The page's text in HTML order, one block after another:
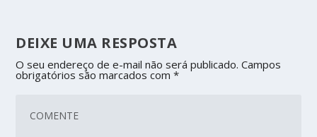
DEIXE UMA RESPOSTA
O seu endereço de e-mail não será publicado. Campos
obrigatórios são marcados com*